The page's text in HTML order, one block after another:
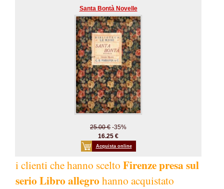
Santa Bontà Novelle
25.00 € -35%
16.25 €
Acquista online
i clienti che hanno scelto Firenze presa sul
serio Libro allegro hanno acquistato